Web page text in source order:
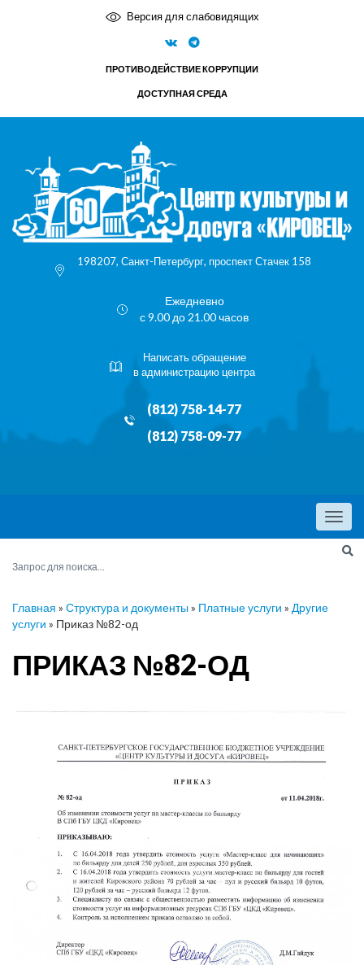
Версия для слабовидящих
ПРОТИВОДЕЙСТВИЕ КОРРУПЦИИ
ДОСТУПНАЯ СРЕДА
198207, Санкт-Петербург, проспект Стачек 158
Ежедневно
с 9.00 до 21.00 часов
Написать обращение
в администрацию центра
(812) 758-14-77
(812) 758-09-77
Menu
Главная » Структура и документы» Платные услуги » Другие
услуги » Приказ №82-од
ПРИКАЗ №82-ОД